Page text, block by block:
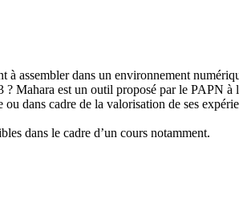
dans un environnement
est un outil proposé par le PAPN à
dans cadre de la valorisation de ses
dans le cadre d’un cours notamment.